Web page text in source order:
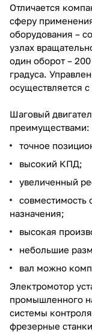
Отличается
сферу
оборудования –
узлах
один оборот – 200
градуса.
осуществляется
Шаговый
преимуществами:
точное
высокий КПД;
увеличенный
совместимость
назначения;
высокая
небольшие
вал можно
Электромотор
промышленного
системы
фрезерные